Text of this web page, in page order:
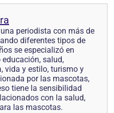
periodista con más de
diferentes tipos de
se especializó en
salud,
vida y estilo, turismo y
por las mascotas,
tiene la sensibilidad
con la salud,
las mascotas.